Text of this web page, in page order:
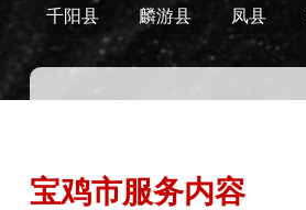
千阳县 麟游县 凤县
宝鸡市服务内容